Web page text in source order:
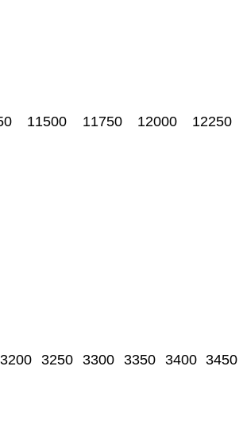
11500 11750 12000 12250
3200 3250 3300 3350 3400 3450